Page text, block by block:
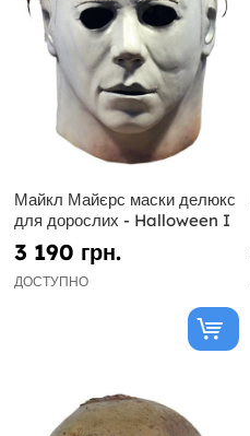
Майкл Майєрс маски делюкс
для дорослих - Halloween I
3 190 грн.
ДОСТУПНО